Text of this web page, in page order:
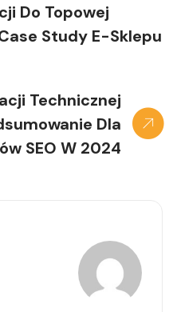
Do Topowej
Study E-Sklepu
Technicznej
Dla
SEO W 2024